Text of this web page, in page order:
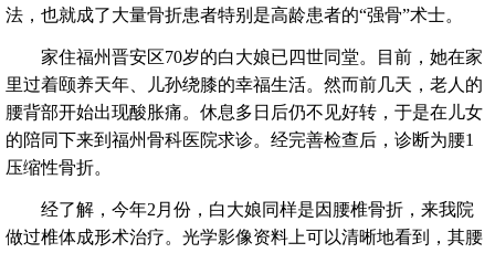
法，也就成了大量骨折患者特别是高龄患者的“强骨”术士。
家住福州晋安区70岁的白大娘已四世同堂。目前，她在家
里过着颐养天年、儿孙绕膝的幸福生活。然而前几天，老人的
腰背部开始出现酸胀痛。休息多日后仍不见好转，于是在儿女
的陪同下来到福州骨科医院求诊。经完善检查后，诊断为腰1
压缩性骨折。
经了解，今年2月份，白大娘同样是因腰椎骨折，来我院
做过椎体成形术治疗。光学影像资料上可以清晰地看到，其腰